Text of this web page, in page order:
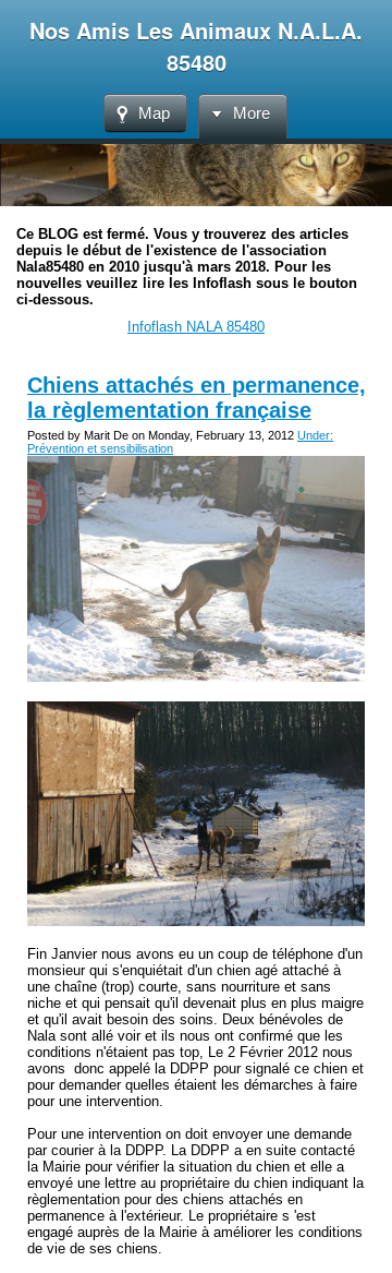
Nos Amis Les Animaux N.A.L.A.
85480
Map More
Ce BLOG est fermé. Vous y trouverez des articles
depuis le début de l'existence de l'association
Nala85480 en 2010 jusqu'à mars 2018. Pour les
nouvelles veuillez lire les Infoflash sous le bouton
ci-dessous.
Infoflash NALA 85480
Chiens attachés en permanence,
la règlementation française
Posted by Marit De on Monday, February 13, 2012 Under:
Prévention et sensibilisation
Fin Janvier nous avons eu un coup de téléphone d'un
monsieur qui s'enquiétait d'un chien agé attaché à
une chaîne (trop) courte, sans nourriture et sans
niche et qui pensait qu'il devenait plus en plus maigre
et qu'il avait besoin des soins. Deux bénévoles de
Nala sont allé voir et ils nous ont confirmé que les
conditions n'étaient pas top, Le 2 Février 2012 nous
avons donc appelé la DDPP pour signalé ce chien et
pour demander quelles étaient les démarches à faire
pour une intervention.
Pour une intervention on doit envoyer une demande
par courier à la DDPP. La DDPP a en suite contacté
la Mairie pour vérifier la situation du chien et elle a
envoyé une lettre au propriétaire du chien indiquant la
règlementation pour des chiens attachés en
permanence à l'extérieur. Le propriétaire s 'est
engagé auprès de la Mairie à améliorer les conditions
de vie de ses chiens.